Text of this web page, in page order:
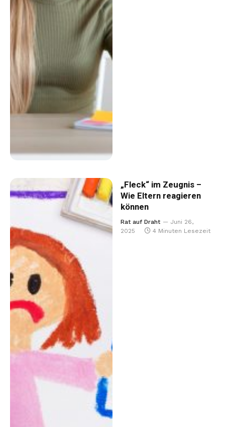
„Fleck“ im Zeugnis –
Wie Eltern reagieren
können
Rat auf Draht
Juni 26,
2025
4 Minuten Lesezeit